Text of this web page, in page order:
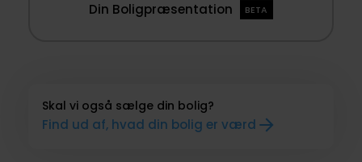
Din Boligpræsentation BETA
Skal vi også sælge din bolig?
Find ud af, hvad din bolig er værd